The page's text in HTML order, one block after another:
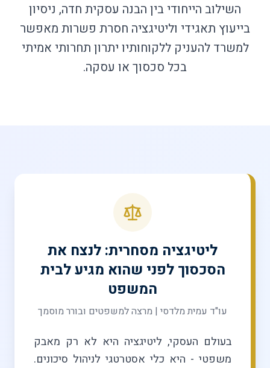
השילוב הייחודי בין הבנה עסקית חדה, ניסיון
בייעוץ תאגידי וליטיגציה חסרת פשרות מאפשר
למשרד להעניק ללקוחותיו יתרון תחרותי אמיתי
בכל סכסוך או עסקה.
ליטיגציה מסחרית: לנצח את
הסכסוך לפני שהוא מגיע לבית
המשפט
עו"ד עמית מלדסי | מרצה למשפטים ובורר מוסמך
בעולם העסקי, ליטיגציה היא לא רק מאבק
משפטי - היא כלי אסטרטגי לניהול סיכונים.